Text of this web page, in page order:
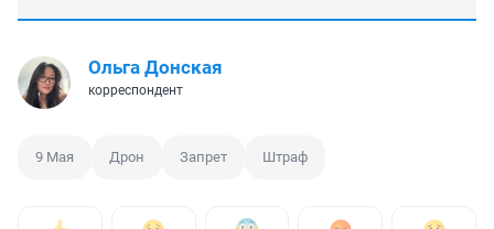
Ольга Донская
корреспондент
9 Мая Дрон Запрет Штраф